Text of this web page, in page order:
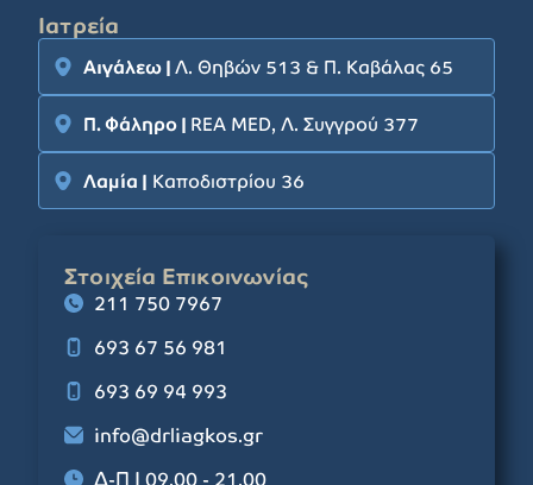
Ιατρεία
Αιγάλεω |Λ. Θηβών 513 & Π. Καβάλας 65
Π. Φάληρο |REA MED, Λ. Συγγρού 377
Λαμία | Καποδιστρίου 36
Στοιχεία Επικοινωνίας
211 750 7967
693 67 56 981
693 69 94 993
info@drliagkos.gr